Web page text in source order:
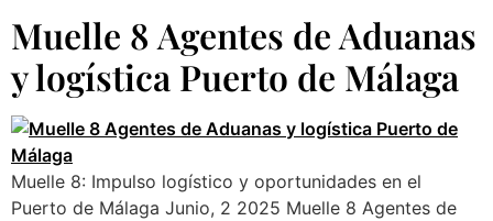
Muelle 8 Agentes de Aduanas
y logística Puerto de Málaga
Muelle 8: Impulso logístico y oportunidades en el
Puerto de Málaga Junio, 2 2025 Muelle 8 Agentes de